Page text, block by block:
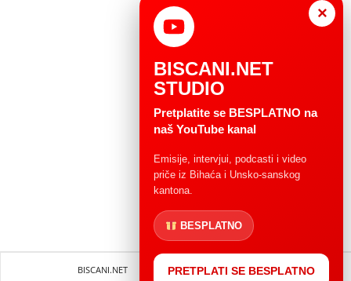
BISCANI.NET Impressum Uvjeti korištenja
×
BISCANI.NET
STUDIO
Pretplatite se BESPLATNO na
naš YouTube kanal
Emisije, intervjui, podcasti i video
priče iz Bihaća i Unsko-sanskog
kantona.
BESPLATNO
PRETPLATI SE BESPLATNO